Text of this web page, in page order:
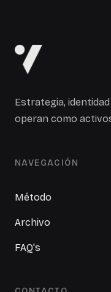
Estrategia,
operan como
NAVEGACIÓN
Método
Archivo
FAQ's